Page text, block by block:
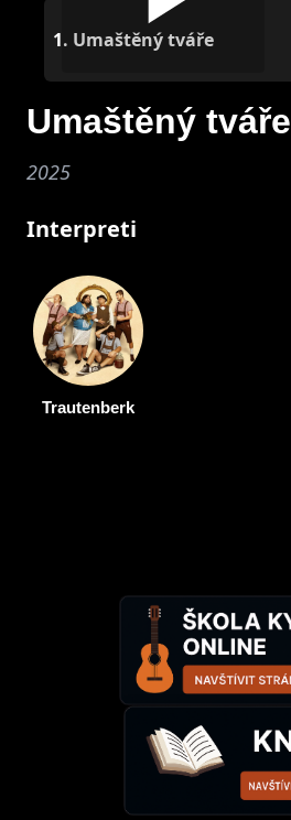
1. Umaštěný tváře
Umaštěný tváře
2025
Interpreti
Trautenberk